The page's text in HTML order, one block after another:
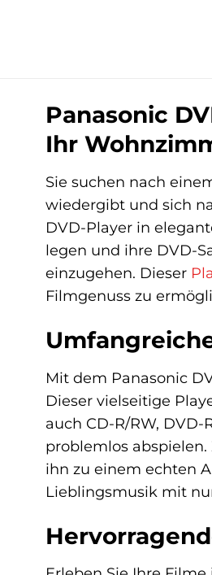
Panasonic
Ihr
Sie suchen nach
wiedergibt und sich
DVD-Player in
legen und ihre DVD-
einzugehen. Dieser
Filmgenuss zu
Mit dem Panasonic
Dieser vielseitige
auch CD-R/RW, DVD-
problemlos
ihn zu einem echten
Lieblingsmusik mit